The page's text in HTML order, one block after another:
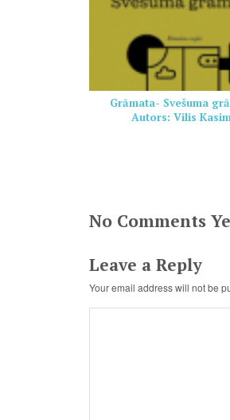
Grāmata- Svešuma
Autors: Vilis
No Comments
Leave a Reply
Your email address will not be